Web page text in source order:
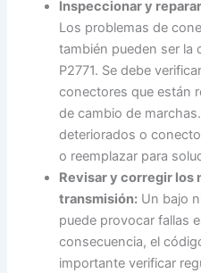
Inspeccionar y
Los problemas de
también pueden ser la
P2771. Se debe
conectores que están
de cambio de
deteriorados o
o reemplazar para
Revisar y corregir los
transmisión: Un bajo
puede provocar fallas
consecuencia, el
importante verificar